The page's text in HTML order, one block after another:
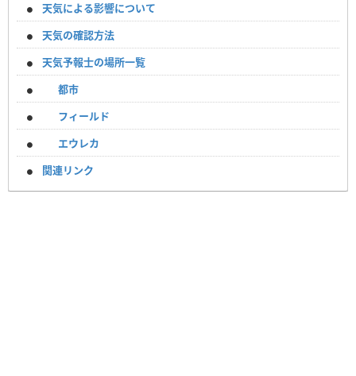
天気による影響について
天気の確認方法
天気予報士の場所一覧
都市
フィールド
エウレカ
関連リンク